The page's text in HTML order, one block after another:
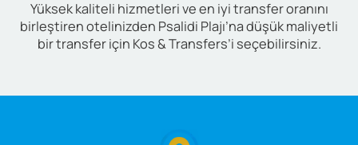
Yüksek kaliteli hizmetleri ve en iyi transfer oranını
birleştiren otelinizden Psalidi Plajı’na düşük maliyetli
bir transfer için Kos & Transfers’i seçebilirsiniz.